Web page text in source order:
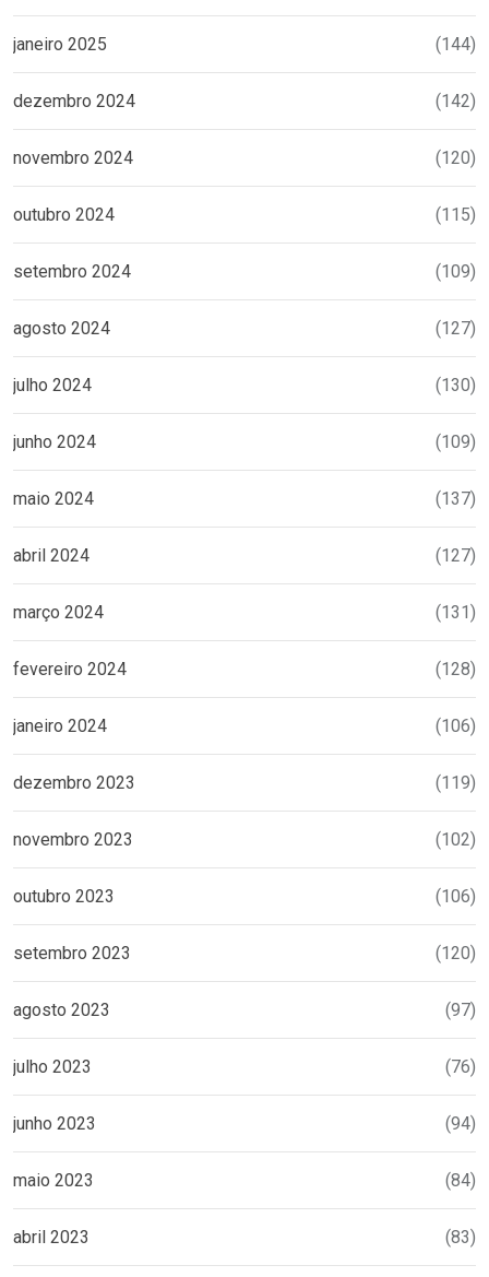
janeiro 2025 (144)
dezembro 2024 (142)
novembro 2024 (120)
outubro 2024 (115)
setembro 2024 (109)
agosto 2024 (127)
julho 2024 (130)
junho 2024 (109)
maio 2024 (137)
abril 2024 (127)
março 2024 (131)
fevereiro 2024 (128)
janeiro 2024 (106)
dezembro 2023 (119)
novembro 2023 (102)
outubro 2023 (106)
setembro 2023 (120)
agosto 2023 (97)
julho 2023 (76)
junho 2023 (94)
maio 2023 (84)
abril 2023 (83)